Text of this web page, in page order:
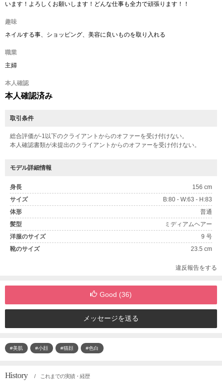
います！よろしくお願いします！どんな仕事も全力で頑張ります！！
趣味
ネイルする事、ショッピング、美容に良いものを取り入れる
職業
主婦
本人確認
本人確認済み
取引条件
総合評価が-1以下のクライアントからのオファーを受け付けない。
本人確認書類が未提出のクライアントからのオファーを受け付けない。
モデル詳細情報
身長
156 cm
サイズ
B:80 - W:63 - H:83
体形
普通
髪型
ミディアムヘアー
洋服のサイズ
9 号
靴のサイズ
23.5 cm
違反報告をする
Good (36)
メッセージを送る
#美肌 #小顔 #猫顔 #色白
History / これまでの実績・経歴